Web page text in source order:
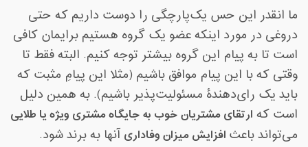
ما انقدر این حس یک‌پارچگی را دوست داریم که حتی
دروغی در مورد اینکه عضو یک گروه هستیم برایمان کافی
است تا به پیام این گروه بیشتر توجه کنیم. البته فقط تا
وقتی که با این پیام موافق باشیم (مثلا این پیامِ مثبت که
باید یک رای‌دهندۀ مسئولیت‌پذیر باشیم). به همین دلیل
است که ارتقای مشتریان خوب به جایگاه مشتری ویژه یا طلایی
می‌تواند باعث افزایش میزان وفاداری آنها به برند شود.